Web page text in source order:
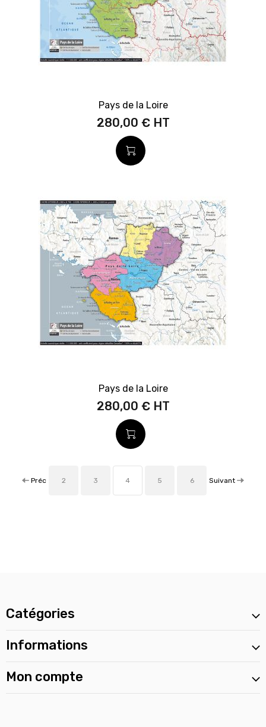
Pays de la Loire
280,00 €
Pays de la Loire
280,00 €
Préc 2 3 4 5 6 Suivant
Catégories
Informations
Mon compte